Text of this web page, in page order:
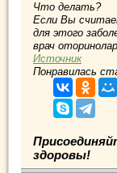
Что делать?
Если Вы
для этого
врач
Источник
Понравилась
здоровы!